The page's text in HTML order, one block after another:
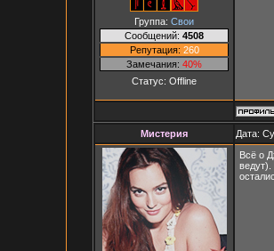
Группа: Свои
Сообщений: 4508
Репутация: 260
Замечания: 40%
Статус: Offline
Мистерия Дата:
Всё о
ведут).